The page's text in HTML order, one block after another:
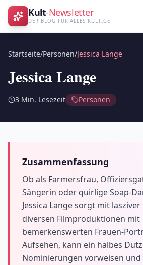
Kult-Newsletter
DER BLOG FÜR ALLES KULTIGE
Startseite/Personen/Jessica Lange
Jessica Lange
3 Min. Lesezeit Personen
Zusammenfassung
Ob als Farmersfrau,
Sängerin oder quirlige Soap-
Jessica Lange sorgt mit
diversen Filmproduktionen mit
bemerkenswerten Frauen-
Aufsehen, kann ein halbes
Nominierungen vorweisen